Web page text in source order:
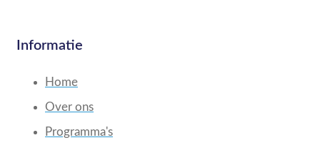
Informatie
Home
Over ons
Programma's